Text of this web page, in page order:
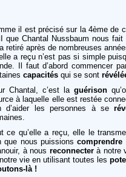
il est précisé sur la 4ème de
que Chantal Nussbaum nous
retiré après de nombreuses
a reçu n’est pas si simple
Il faut d’abord commencer
capacités qui se sont
Chantal, c’est laguérison
à laquelle elle est restée
d’aider les personnes à se
ce qu’elle a reçu, elle le
que nous puissionscomprendre
à nous reconnecterà notre
vie en utilisant toutes les
là !